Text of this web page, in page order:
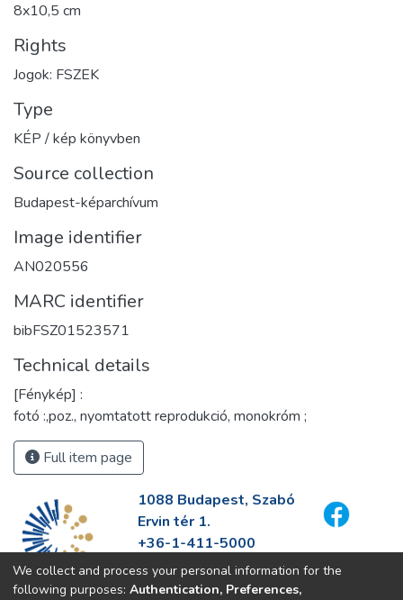
8x10,5 cm
Rights
Jogok: FSZEK
Type
KÉP / kép könyvben
Source collection
Budapest-képarchívum
Image identifier
AN020556
MARC identifier
bibFSZ01523571
Technical details
[Fénykép] :
fotó :,poz., nyomtatott reprodukció, monokróm ;
Full item page
1088 Budapest, Szabó
Ervin tér 1.
+36-1-411-5000
info@fszek.hu
https://fszek.hu
We collect and process your personal information for the
following purposes: Authentication, Preferences,